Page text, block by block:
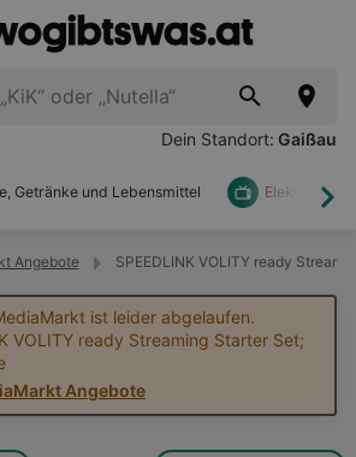
Dein Standort: Gaißau
Getränke und Lebensmittel Elektronik
Angebote SPEEDLINK VOLITY ready
ist leider abgelaufen.
VOLITY ready Streaming Starter Set;
Angebote